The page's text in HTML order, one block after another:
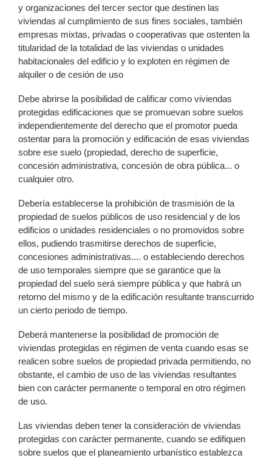
y organizaciones del tercer sector que destinen las
viviendas al cumplimiento de sus fines sociales, también
empresas mixtas, privadas o cooperativas que ostenten la
titularidad de la totalidad de las viviendas o unidades
habitacionales del edificio y lo exploten en régimen de
alquiler o de cesión de uso
Debe abrirse la posibilidad de calificar como viviendas
protegidas edificaciones que se promuevan sobre suelos
independientemente del derecho que el promotor pueda
ostentar para la promoción y edificación de esas viviendas
sobre ese suelo (propiedad, derecho de superficie,
concesión administrativa, concesión de obra pública... o
cualquier otro.
Debería establecerse la prohibición de trasmisión de la
propiedad de suelos públicos de uso residencial y de los
edificios o unidades residenciales o no promovidos sobre
ellos, pudiendo trasmitirse derechos de superficie,
concesiones administrativas.... o estableciendo derechos
de uso temporales siempre que se garantice que la
propiedad del suelo será siempre pública y que habrá un
retorno del mismo y de la edificación resultante transcurrido
un cierto periodo de tiempo.
Deberá mantenerse la posibilidad de promoción de
viviendas protegidas en régimen de venta cuando esas se
realicen sobre suelos de propiedad privada permitiendo, no
obstante, el cambio de uso de las viviendas resultantes
bien con carácter permanente o temporal en otro régimen
de uso.
Las viviendas deben tener la consideración de viviendas
protegidas con carácter permanente, cuando se edifiquen
sobre suelos que el planeamiento urbanístico establezca